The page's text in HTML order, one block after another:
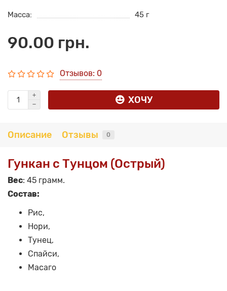
Масса: 45 г
90.00 грн.
Отзывов: 0
ХОЧУ
Описание Отзывы 0
Гункан с Тунцом (Острый)
Вес: 45 грамм.
Состав:
Рис,
Нори,
Тунец,
Спайси,
Масаго